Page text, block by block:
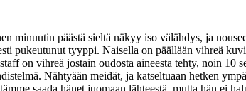
minuutin päästä sieltä näkyy iso välähdys, ja
pukeutunut tyyppi. Naisella on päällään vihreä
on vihreä jostain oudosta aineesta tehty, noin
Nähtyään meidät, ja katseltuaan hetken